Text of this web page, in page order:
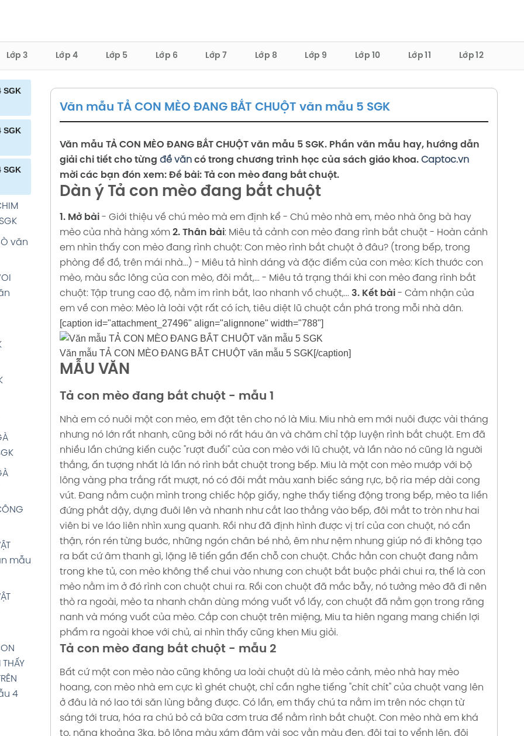
Lớp 3 Lớp 4 Lớp 5 Lớp 6 Lớp 7 Lớp 8 Lớp 9 Lớp 10 Lớp 11 Lớp 12
SGK
VÁY
HÔM
VẬT
BÊ
mẫu
SGK
4
CHÌ
4
SGK
4
MÀ
4
văn
văn
văn
SGK
văn
mẫu
THẤY
4
Văn mẫu TẢ CON MÈO ĐANG BẮT CHUỘT văn mẫu 5 SGK
Văn mẫu TẢ CON MÈO ĐANG BẮT CHUỘT văn mẫu 5 SGK. Phần văn mẫu hay, hướng dẫn
giải chi tiết cho từng đề văn có trong chương trình học của sách giáo khoa. Captoc.vn
mời các bạn đón xem: Đề bài: Tả con mèo đang bắt chuột.
Dàn ý Tả con mèo đang bắt chuột
1. Mở bài - Giới thiệu về chú mèo mà em định kể - Chú mèo nhà em, mèo nhà ông bà hay
mèo của nhà hàng xóm 2. Thân bài: Miêu tả cảnh con mèo đang rình bắt chuột - Hoàn cảnh
em nhìn thấy con mèo đang rình chuột: Con mèo rình bắt chuột ở đâu? (trong bếp, trong
phòng để đồ, trên mái nhà...) - Miêu tả hình dáng và đặc điểm của con mèo: Kích thước con
mèo, màu sắc lông của con mèo, đôi mắt,... - Miêu tả trạng thái khi con mèo đang rình bắt
chuột: Tập trung cao độ, nằm im rình bắt, lao nhanh vồ chuột,... 3. Kết bài - Cảm nhận của
em về con mèo: Mèo là loài vật rất có ích, tiêu diệt lũ chuột cắn phá trong mỗi nhà dân.
[caption id="attachment_27496" align="alignnone" width="788"]
Văn mẫu TẢ CON MÈO ĐANG BẮT CHUỘT văn mẫu 5 SGK[/caption]
MẪU VĂN
Tả con mèo đang bắt chuột - mẫu 1
Nhà em có nuôi một con mèo, em đặt tên cho nó là Miu. Miu nhà em mới nuôi được vài tháng
nhưng nó lớn rất nhanh, cũng bởi nó rất háu ăn và chăm chỉ tập luyện rình bắt chuột. Em đã
nhiều lần chứng kiến cuộc "rượt đuổi" của con mèo với lũ chuột, và lần nào nó cũng là người
thắng, ấn tượng nhất là lần nó rình bắt chuột trong bếp. Miu là một con mèo mướp với bộ
lông vàng pha trắng rất mượt, nó có đôi mắt màu xanh biếc sáng rực, bộ ria mép dài cong
vút. Đang nằm cuộn mình trong chiếc hộp giấy, nghe thấy tiếng động trong bếp, mèo ta liền
đứng phắt dậy, dựng đuôi lên và nhanh như cắt lao thẳng vào bếp, đôi mắt to tròn như hai
viên bi ve láo liên nhìn xung quanh. Rồi như đã định hình được vị trí của con chuột, nó cẩn
thận, rón rén từng bước, những ngón chân bé nhỏ, êm như nệm nhung giúp nó đi không tạo
ra bất cứ âm thanh gì, lặng lẽ tiến gần đến chỗ con chuột. Chắc hẳn con chuột đang nằm
trong khe tủ, con mèo không thể chui vào nhưng con chuột bắt buộc phải chui ra, thế là con
mèo nằm im ở đó rình con chuột chui ra. Rồi con chuột đã mắc bẫy, nó tưởng mèo đã đi nên
thò ra ngoài, mèo ta nhanh chân dùng móng vuốt vồ lấy, con chuột đã nằm gọn trong răng
nanh và móng vuốt của mèo. Cắp con chuột trên miệng, Miu ta hiên ngang mang chiến lợi
phẩm ra ngoài khoe với chủ, ai nhìn thấy cũng khen Miu giỏi.
Tả con mèo đang bắt chuột - mẫu 2
Bất cứ một con mèo nào cũng không ưa loài chuột dù là mèo cảnh, mèo nhà hay mèo
hoang, con mèo nhà em cực kì ghét chuột, chỉ cần nghe tiếng "chít chít" của chuột vang lên
ở đâu là nó lao tới săn lùng bằng được. Có lần, em thấy chú ta nằm im trên nóc chạn từ
sáng tới trưa, hóa ra chú bỏ cả bữa cơm trưa để nằm rình bắt chuột. Con mèo nhà em khá
to, nặng khoảng 3kg, bộ lông màu xám đậm vài sọc vằn màu đen, đôi tai to vểnh lên, đôi